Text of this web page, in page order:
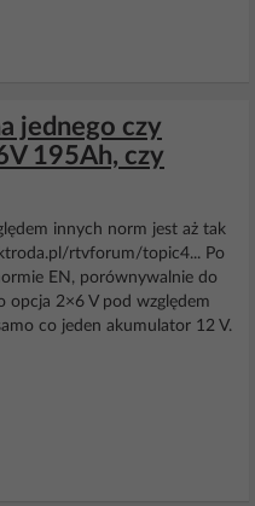
jednego czy
195Ah, czy
innych norm jest aż tak
rtvforum/topic4... Po
EN, porównywalnie do
2×6 V pod względem
co jeden akumulator 12 V.